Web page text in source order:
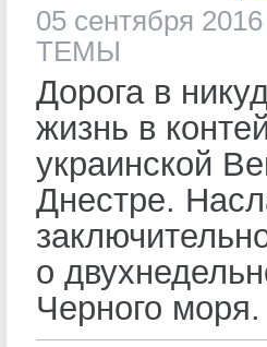
05 сентября
ТЕМЫ
Дорога в
жизнь в
украинской
Днестре.
о
Черного моря.